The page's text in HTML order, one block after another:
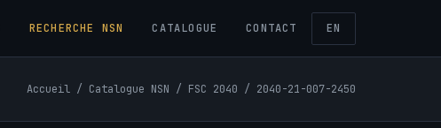
RECHERCHE NSN CATALOGUE CONTACT EN
Accueil / Catalogue NSN / FSC 2040 / 2040-21-007-2450